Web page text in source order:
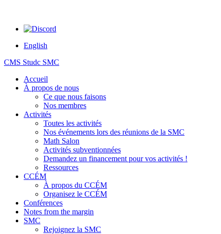
English
CMS Studc SMC
Accueil
À propos de nous
Ce que nous faisons
Nos membres
Activités
Toutes les activités
Nos événements lors des réunions de la SMC
Math Salon
Activités subventionnées
Demandez un financement pour vos activités !
Ressources
CCÉM
À propos du CCÉM
Organisez le CCÉM
Conférences
Notes from the margin
SMC
Rejoignez la SMC